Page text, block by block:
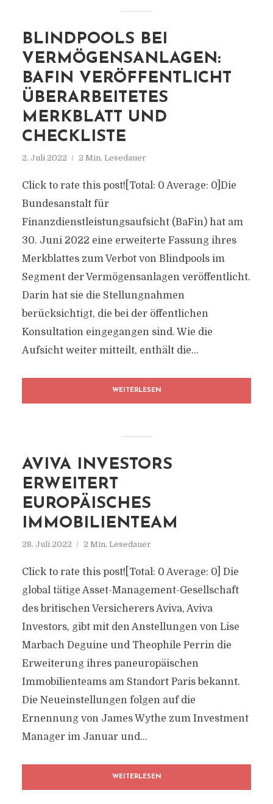
BLINDPOOLS BEI
VERMÖGENSANLAGEN:
BAFIN VERÖFFENTLICHT
ÜBERARBEITETES
MERKBLATT UND
CHECKLISTE
2. Juli 2022 2 Min. Lesedauer
Click to rate this post![Total: 0 Average: 0]Die
Bundesanstalt für
Finanzdienstleistungsaufsicht (BaFin) hat am
30. Juni 2022 eine erweiterte Fassung ihres
Merkblattes zum Verbot von Blindpools im
Segment der Vermögensanlagen veröffentlicht.
Darin hat sie die Stellungnahmen
berücksichtigt, die bei der öffentlichen
Konsultation eingegangen sind. Wie die
Aufsicht weiter mitteilt, enthält die...
WEITERLESEN
AVIVA INVESTORS
ERWEITERT
EUROPÄISCHES
IMMOBILIENTEAM
28. Juli 2022 2 Min. Lesedauer
Click to rate this post![Total: 0 Average: 0] Die
global tätige Asset-Management-Gesellschaft
des britischen Versicherers Aviva, Aviva
Investors, gibt mit den Anstellungen von Lise
Marbach Deguine und Theophile Perrin die
Erweiterung ihres paneuropäischen
Immobilienteams am Standort Paris bekannt.
Die Neueinstellungen folgen auf die
Ernennung von James Wythe zum Investment
Manager im Januar und...
WEITERLESEN